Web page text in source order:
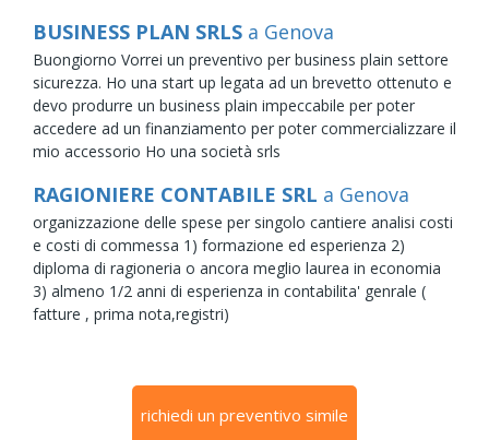
BUSINESS PLAN SRLS a Genova
Buongiorno Vorrei un preventivo per business plain settore
sicurezza. Ho una start up legata ad un brevetto ottenuto e
devo produrre un business plain impeccabile per poter
accedere ad un finanziamento per poter commercializzare il
mio accessorio Ho una società srls
RAGIONIERE CONTABILE SRL a Genova
organizzazione delle spese per singolo cantiere analisi costi
e costi di commessa 1) formazione ed esperienza 2)
diploma di ragioneria o ancora meglio laurea in economia
3) almeno 1/2 anni di esperienza in contabilita' genrale (
fatture , prima nota,registri)
richiedi un preventivo simile